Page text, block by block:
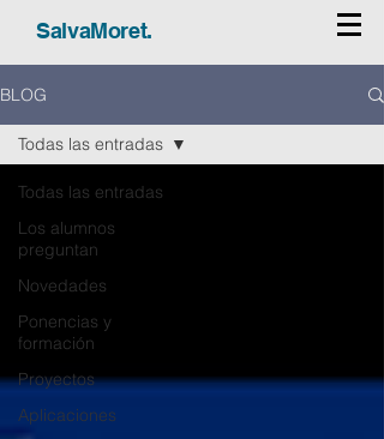
SalvaMoret.
BLOG
Todas las entradas
Los alumnos
preguntan
Novedades
Ponencias y
formación
Proyectos
Aplicaciones
Todas las entradas